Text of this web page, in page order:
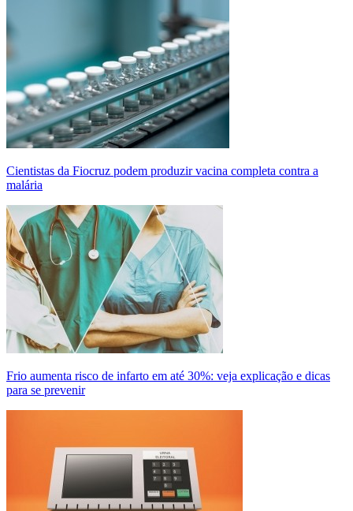
Cientistas da Fiocruz podem produzir vacina completa contra a
malária
Frio aumenta risco de infarto em até 30%: veja explicação e dicas
para se prevenir